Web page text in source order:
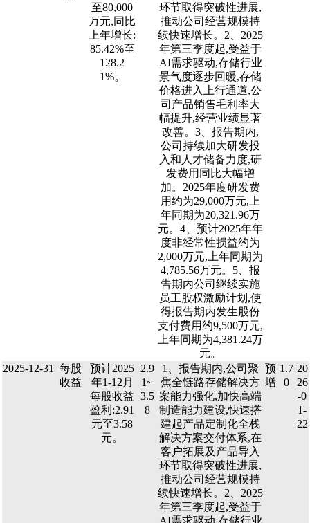
至80,000
万元,同比
上年增长:
85.42%至
128.2
1%。
环节取得突破性进展,
推动公司经营规模持
续快速增长。2、2025
年第三季度起,受益于
AI需求驱动,存储行业
景气度逐步回暖,存储
价格进入上行通道,公
司产品销售毛利率大
幅提升,经营业绩显著
改善。3、报告期内,
公司持续加大研发投
入和人才储备力度,研
发费用同比大幅增
加。2025年度研发费
用约为29,000万元,上
年同期为20,321.96万
元。4、预计2025年年
度非经常性损益约为
2,000万元,上年同期为
4,785.56万元。5、报
告期内公司继续实施
员工股权激励计划,使
得报告期内发生股份
支付费用约9,500万元,
上年同期为4,381.24万
元。
2025-12-31
每股
收益
预计2025
年1-12月
每股收益
盈利:2.91
元至3.58
元。
2.9
1~
3.5
8
1、报告期内,公司聚
焦全链路存储解决方
案能力强化,加快高端
制造能力建设,快速搭
建起产品定制化全栈
解决方案交付体系,在
客户拓展及产品导入
环节取得突破性进展,
推动公司经营规模持
续快速增长。2、2025
年第三季度起,受益于
AI需求驱动,存储行业
预
增
1.7
0
20
26
-0
1-
22